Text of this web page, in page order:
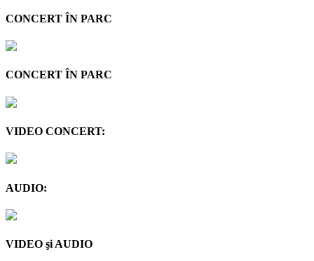
CONCERT ÎN PARC
CONCERT ÎN PARC
VIDEO CONCERT:
AUDIO:
VIDEO şi AUDIO